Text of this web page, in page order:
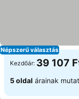
Népszerű választás
Kezdőár: 39 107
5 oldal árainak